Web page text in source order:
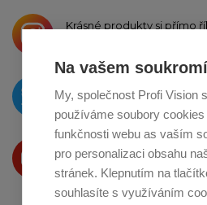
Na vašem
My, společnost Profi Vision
používáme soubory
funkčnosti webu as vaším
pro personalizaci obsahu
stránek. Klepnutím na
souhlasíte s využíváním
Krásné produkty si přímo
O novinkách píšeme
naTwitteru
Produkty Vám
na Youtube